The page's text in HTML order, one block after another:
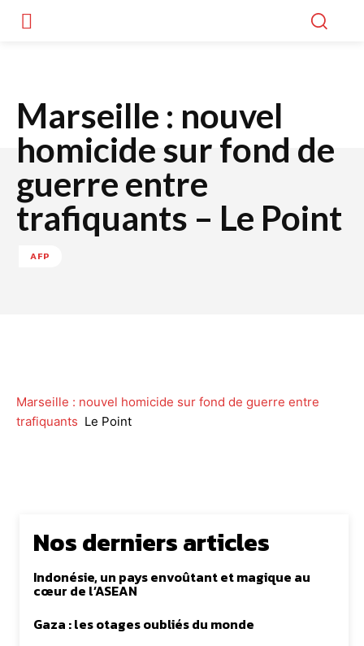
Marseille : nouvel
homicide sur fond de
guerre entre
trafiquants – Le Point
AFP
Marseille : nouvel homicide sur fond de guerre entre
trafiquants Le Point
Nos derniers articles
Indonésie, un pays envoûtant et magique au
cœur de l’ASEAN
Gaza : les otages oubliés du monde